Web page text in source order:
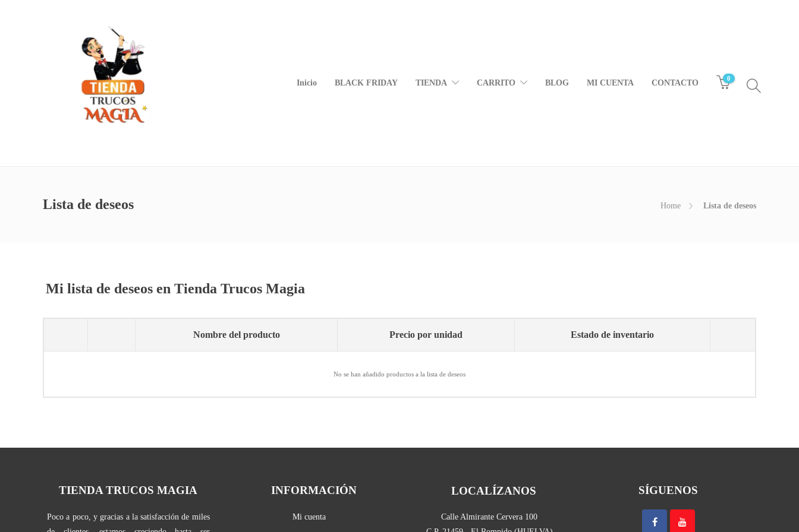
Inicio BLACK FRIDAY TIENDA CARRITO BLOG MI CUENTA CONTACTO 0
Lista de deseos Home Lista de deseos
Mi lista de deseos en Tienda Trucos Magia
Nombre del producto Precio por unidad Estado de inventario
No se han añadido productos a la lista de deseos
TIENDA TRUCOS MAGIA
Poco a poco, y gracias a la satisfacción de miles
INFORMACIÓN
Mi cuenta
LOCALÍZANOS
Calle Almirante Cervera 100
SÍGUENOS